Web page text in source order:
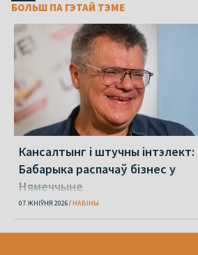
БОЛЬШ ПА ГЭТАЙ ТЭМЕ
Кансалтынг і штучны інтэлект:
Бабарыка распачаў бізнес у
Нямеччыне
07 ЖНІЎНЯ 2026 НАВІНЫ